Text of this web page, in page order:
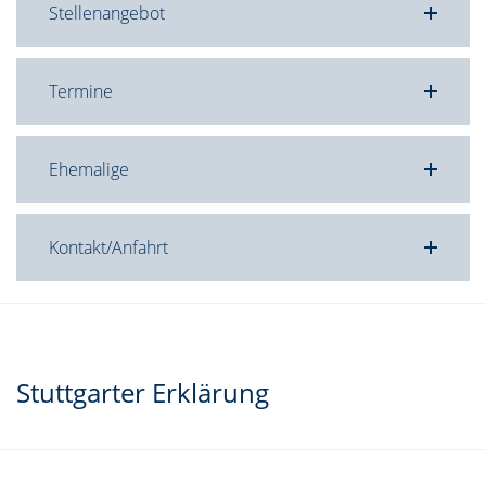
Stellenangebot
Termine
Ehemalige
Kontakt/Anfahrt
Stuttgarter Erklärung